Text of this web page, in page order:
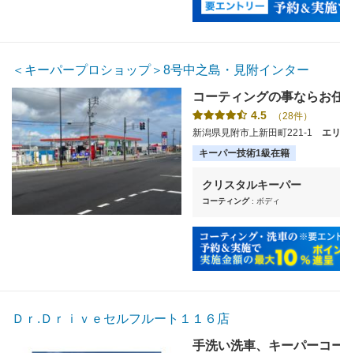
＜キーパープロショップ＞8号中之島・見附インター
コーティングの事ならお
るお悩み相談も随時受け
す。
4.5
（28件）
新潟県見附市上新田町221-1
エ
キーパー技術1級在籍
クリスタルキーパー
コーティング: ボディ
Ｄｒ.Ｄｒｉｖｅセルフルート１１６店
手洗い洗車、キーパーコ